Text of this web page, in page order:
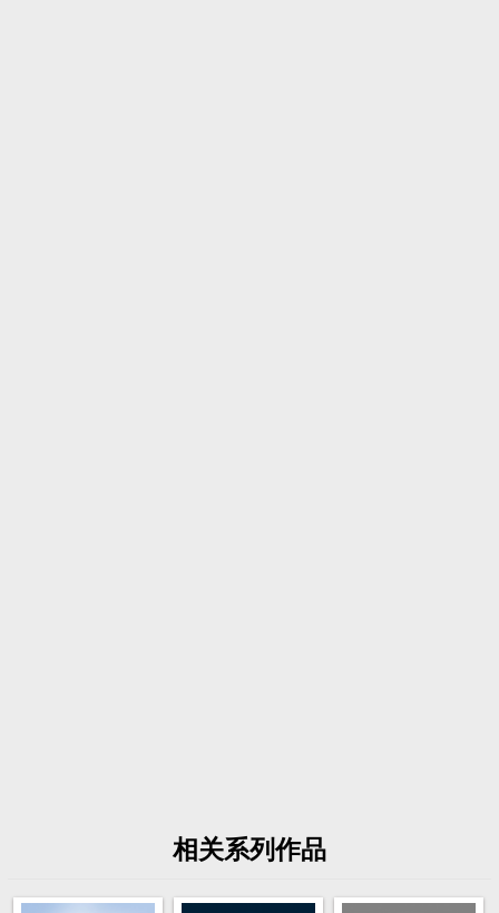
相关系列作品